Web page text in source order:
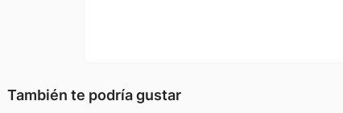
También te podría gustar